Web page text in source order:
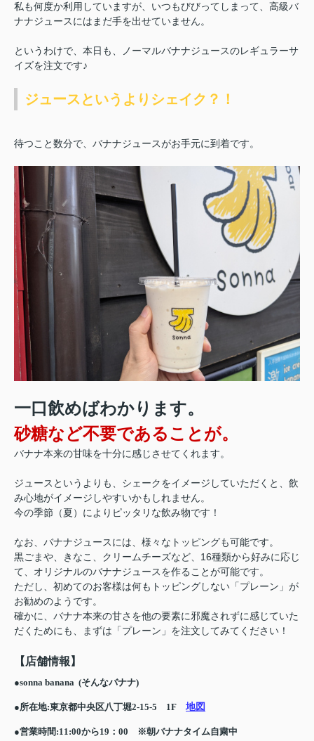
私も何度か利用していますが、いつもびびってしまって、高級バ
ナナジュースにはまだ手を出せていません。
というわけで、本日も、ノーマルバナナジュースのレギュラーサ
イズを注文です♪
ジュースというよりシェイク？！
待つこと数分で、バナナジュースがお手元に到着です。
一口飲めばわかります。
砂糖など不要であることが。
バナナ本来の甘味を十分に感じさせてくれます。
ジュースというよりも、シェークをイメージしていただくと、飲
み心地がイメージしやすいかもしれません。
今の季節（夏）によりピッタリな飲み物です！
なお、バナナジュースには、様々なトッピングも可能です。
黒ごまや、きなこ、クリームチーズなど、16種類から好みに応じ
て、オリジナルのバナナジュースを作ることが可能です。
ただし、初めてのお客様は何もトッピングしない「プレーン」が
お勧めのようです。
確かに、バナナ本来の甘さを他の要素に邪魔されずに感じていた
だくためにも、まずは「プレーン」を注文してみてください！
【店舗情報】
●sonna banana (そんなバナナ)
●所在地:東京都中央区八丁堀2-15-5 1F 地図
●営業時間:11:00から19：00 ※朝バナナタイム自粛中